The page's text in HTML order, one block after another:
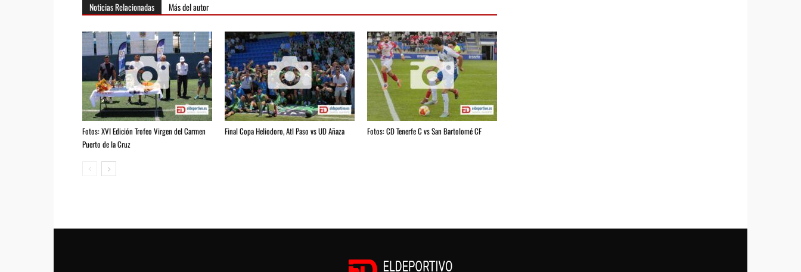
Noticias Relacionadas Más del autor
Fotos: XVI Edición Trofeo Virgen del Carmen
Puerto de la Cruz
Final Copa Heliodoro, Atl Paso vs UD Añaza Fotos: CD Tenerfe C vs San Bartolomé CF